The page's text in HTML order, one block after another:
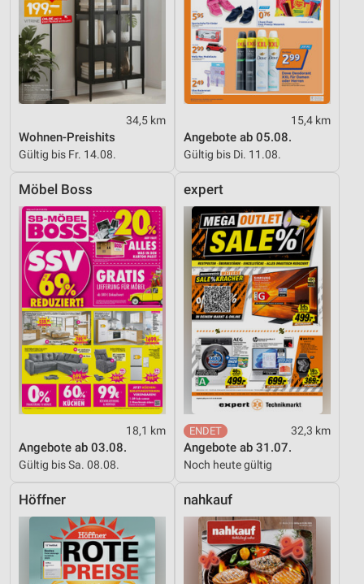
34,5 km
Wohnen-Preishits
Gültig bis Fr. 14.08.
15,4 km
Angebote ab 05.08.
Gültig bis Di. 11.08.
Möbel Boss
18,1 km
Angebote ab 03.08.
Gültig bis Sa. 08.08.
expert
32,3 km
Angebote ab 31.07.
Noch heute gültig
Höffner nahkauf